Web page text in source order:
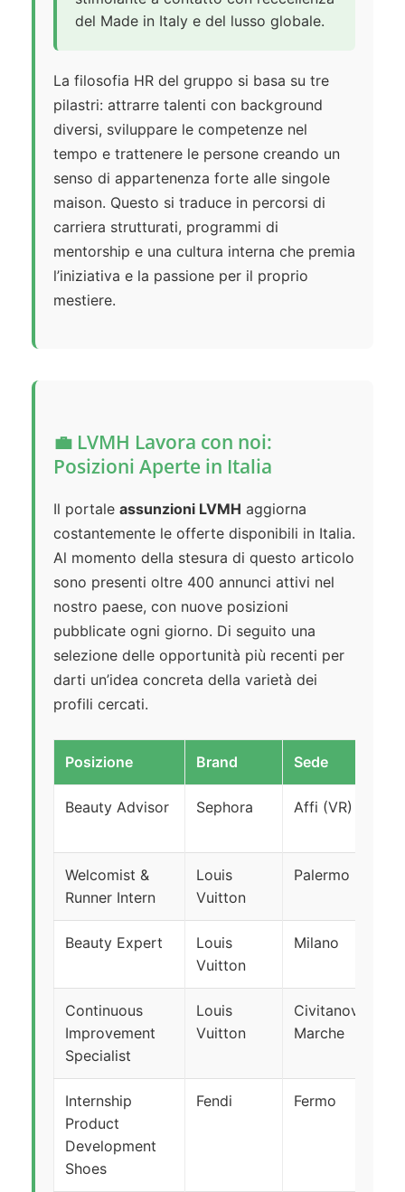
del Made in Italy e del lusso globale.
La filosofia HR del gruppo si basa su tre
pilastri: attrarre talenti con background
diversi, sviluppare le competenze nel
tempo e trattenere le persone creando un
senso di appartenenza forte alle singole
maison. Questo si traduce in percorsi di
carriera strutturati, programmi di
mentorship e una cultura interna che premia
l’iniziativa e la passione per il proprio
mestiere.
💼 LVMH Lavora con noi:
Posizioni Aperte in Italia
Il portale assunzioni LVMH aggiorna
costantemente le offerte disponibili in Italia.
Al momento della stesura di questo articolo
sono presenti oltre 400 annunci attivi nel
nostro paese, con nuove posizioni
pubblicate ogni giorno. Di seguito una
selezione delle opportunità più recenti per
darti un’idea concreta della varietà dei
profili cercati.
Posizione Brand Sede
Beauty Advisor Sephora Affi (VR)
Welcomist &
Runner Intern
Louis
Vuitton
Palermo
Beauty Expert
Louis
Vuitton
Milano
Continuous
Improvement
Specialist
Louis
Vuitton
Civitanova
Marche
Internship
Product
Development
Shoes
Fendi Fermo